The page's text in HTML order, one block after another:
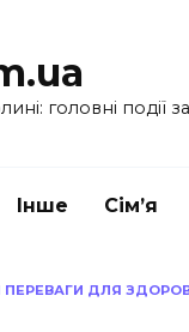
головні події
Інше Сім’я
ДЛЯ